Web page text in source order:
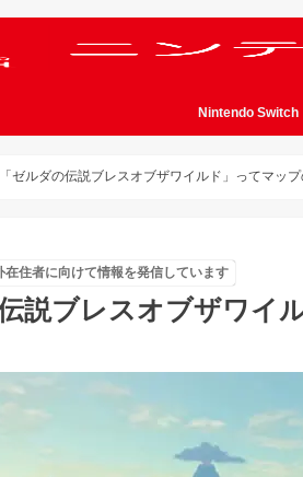
Nintendo Switch
「ゼルダの伝説ブレスオブザワイルド」ってマッ
在住者に向けて情報を発信しています
説ブレスオブザワイ